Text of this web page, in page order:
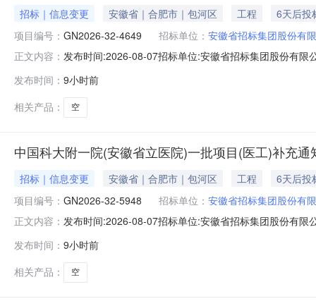
招标｜信息变更 安徽省｜合肥市｜包河区 工程
6天后投
项目编号： GN2026-32-4649 招标单位： 安徽省招标集团股份有
正文内容： 发布时间:2026-08-07招标单位:安徽省招标集团股份有
7：20-7：40。（请参选人尽量在上述时间段内递交参选
发布时间： 9小时前
相关产品：
空
中国科大附一院(安徽省立医院)一批项目(医工)补充
招标｜信息变更 安徽省｜合肥市｜包河区 工程
6天后投
项目编号： GN2026-32-5948 招标单位： 安徽省招标集团股份有
正文内容： 发布时间:2026-08-07招标单位:安徽省招标集团股份有
7：20-7：40。（请参选人尽量在上述时间段内递交参选
发布时间： 9小时前
相关产品：
空